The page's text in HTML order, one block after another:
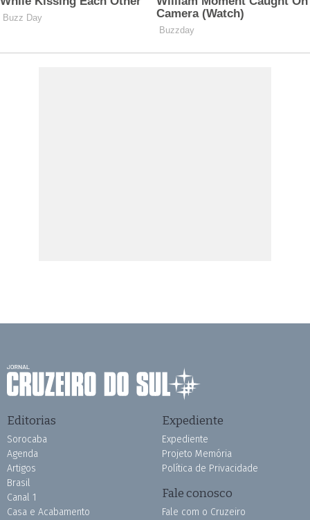
Editorias
Sorocaba
Agenda
Artigos
Brasil
Canal 1
Casa e Acabamento
Expediente
Expediente
Projeto Memória
Política de Privacidade
Fale conosco
Fale com o Cruzeiro